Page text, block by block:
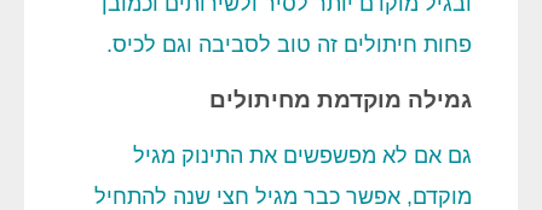
פחות חיתולים זה טוב לסביבה וגם לכיס.
גמילה מוקדמת מחיתולים
גם אם לא מפשפשים את התינוק מגיל
מוקדם, אפשר כבר מגיל חצי שנה להתחיל